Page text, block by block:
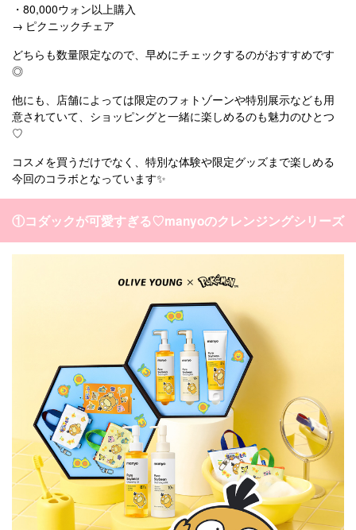
・80,000ウォン以上購入
→ ピクニックチェア
どちらも数量限定なので、早めにチェックするのがおすすめです
◎
他にも、店舗によっては限定のフォトゾーンや特別展示なども用
意されていて、ショッピングと一緒に楽しめるのも魅力のひとつ
♡
コスメを買うだけでなく、特別な体験や限定グッズまで楽しめる
今回のコラボとなっています✨
①コダックが可愛すぎる♡manyoのクレンジングシリーズ